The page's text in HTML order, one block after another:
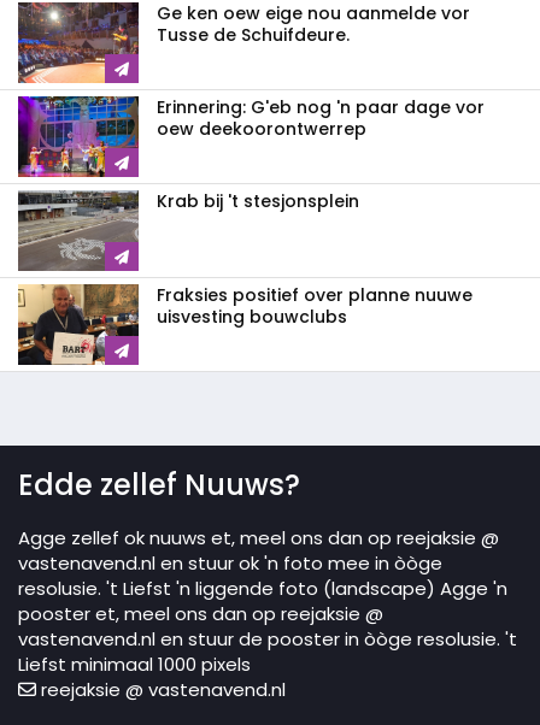
Ge ken oew eige nou aanmelde vor
Tusse de Schuifdeure.
Erinnering: G'eb nog 'n paar dage vor
oew deekoorontwerrep
Krab bij 't stesjonsplein
Fraksies positief over planne nuuwe
uisvesting bouwclubs
Edde zellef Nuuws?
Agge zellef ok nuuws et, meel ons dan op reejaksie @
vastenavend.nl en stuur ok 'n foto mee in òòge
resolusie. 't Liefst 'n liggende foto (landscape) Agge 'n
pooster et, meel ons dan op reejaksie @
vastenavend.nl en stuur de pooster in òòge resolusie. 't
Liefst minimaal 1000 pixels
reejaksie @ vastenavend.nl